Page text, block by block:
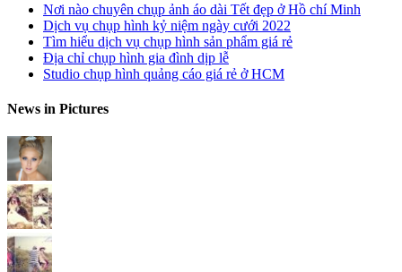
Nơi nào chuyên chụp ảnh áo dài Tết đẹp ở Hồ chí Minh
Dịch vụ chụp hình kỷ niệm ngày cưới 2022
Tìm hiểu dịch vụ chụp hình sản phẩm giá rẻ
Địa chỉ chụp hình gia đình dịp lễ
Studio chụp hình quảng cáo giá rẻ ở HCM
News in Pictures